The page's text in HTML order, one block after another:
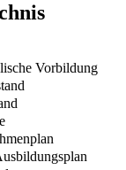
Vorbildung